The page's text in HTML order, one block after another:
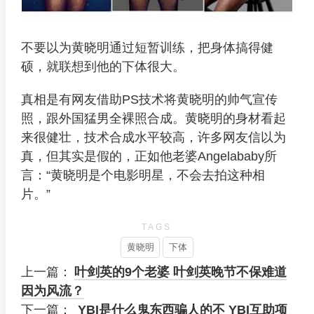
不要以为黄晓明通过短暂训练，把身体搞得健
硕，就联想到他的下体很大。
真相是有网友借助PS技术将黄晓明的帅气宣传
照，跟外国猛男全裸照合成。黄晓明的身材看起
来很健壮，技术合成水平较高，许多网友信以为
真，但其实是假的，正如他老婆Angelababy所
言：“黄晓明是个电影明星，不会去拍这种相
片。”
TAGS
黄晓明 下体
上一篇：
叶剑英的9个老婆 叶剑英晚节不保难道
因为风流？
下一篇：
YBI是什么鬼东西骗人的不 YBI互助项